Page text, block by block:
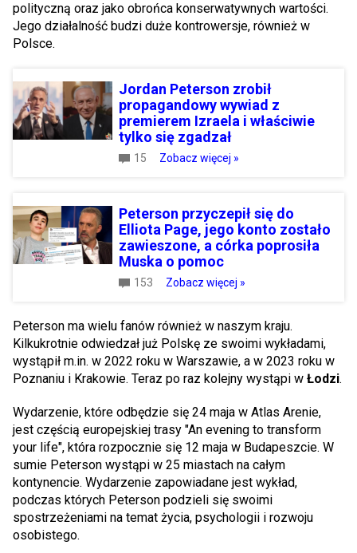
polityczną oraz jako obrońca konserwatywnych wartości.
Jego działalność budzi duże kontrowersje, również w
Polsce.
Jordan Peterson zrobił
propagandowy wywiad z
premierem Izraela i właściwie
tylko się zgadzał
15 Zobacz więcej »
Peterson przyczepił się do
Elliota Page, jego konto zostało
zawieszone, a córka poprosiła
Muska o pomoc
153 Zobacz więcej »
Peterson ma wielu fanów również w naszym kraju.
Kilkukrotnie odwiedzał już Polskę ze swoimi wykładami,
wystąpił m.in. w 2022 roku w Warszawie, a w 2023 roku w
Poznaniu i Krakowie. Teraz po raz kolejny wystąpi w Łodzi.
Wydarzenie, które odbędzie się 24 maja w Atlas Arenie,
jest częścią europejskiej trasy "An evening to transform
your life", która rozpocznie się 12 maja w Budapeszcie. W
sumie Peterson wystąpi w 25 miastach na całym
kontynencie. Wydarzenie zapowiadane jest wykład,
podczas których Peterson podzieli się swoimi
spostrzeżeniami na temat życia, psychologii i rozwoju
osobistego.